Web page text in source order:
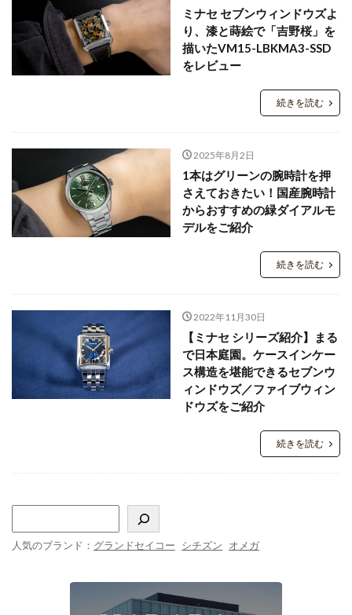
ミナセ セブンウィンドウズよ
り、漆と蒔絵で「吉野桜」を
描いたVM15-LBKMA3-SSD
をレビュー
続きを読む
2025年8月2日
1本はグリーンの腕時計を押
さえておきたい！国産腕時計
からおすすめの緑ダイアルモ
デルをご紹介
続きを読む
2022年11月30日
【ミナセ シリーズ紹介】まる
で日本庭園。ケースインケー
ス構造を堪能できるセブンウ
ィンドウズ／ファイブウィン
ドウズをご紹介
続きを読む
人気のブランド： グランドセイコー シチズン オメガ